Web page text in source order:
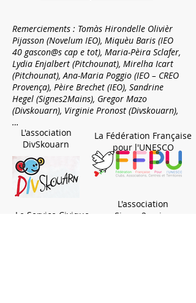
Remerciements : Tomàs Hirondelle Olivièr
Pijasson (Novelum IEO), Miquèu Baris (IEO
40 gascon@s cap e tot), Maria-Pèira Sclafer,
Lydia Enjalbert (Pitchounat), Mirelha Icart
(Pitchounat), Ana-Maria Poggio (IEO – CREO
Provença), Pèire Brechet (IEO), Sandrine
Hegel (Signes2Mains), Gregor Mazo
(Divskouarn), Virginie Pronost (Divskouarn),
…
L'association
DivSkouarn
Le Service Civique
L'association
Signes2mains
La Fédération Française
pour l'UNESCO